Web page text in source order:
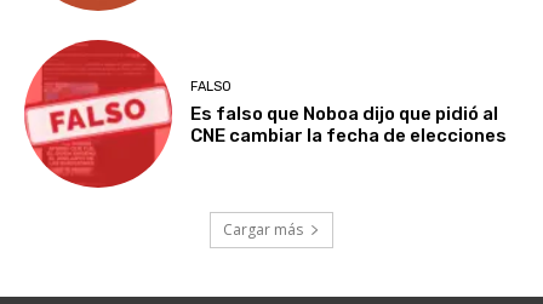
FALSO
Es falso que Noboa dijo que pidió al
CNE cambiar la fecha de elecciones
Cargar más